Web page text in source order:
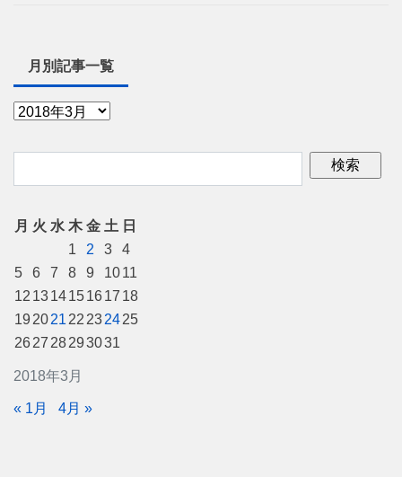
月別記事一覧
2018年3月
月 火 水 木 金 土 日
1
2 3
4
5
6 7 8 9 1011
12 1314151617 18
19 2021 22 232425
2627 28293031
« 1月 4月 »